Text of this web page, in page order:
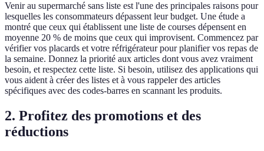
Venir au supermarché sans liste est l'une des principales raisons pour
lesquelles les consommateurs dépassent leur budget. Une étude a
montré que ceux qui établissent une liste de courses dépensent en
moyenne 20 % de moins que ceux qui improvisent. Commencez par
vérifier vos placards et votre réfrigérateur pour planifier vos repas de
la semaine. Donnez la priorité aux articles dont vous avez vraiment
besoin, et respectez cette liste. Si besoin, utilisez des applications qui
vous aident à créer des listes et à vous rappeler des articles
spécifiques avec des codes-barres en scannant les produits.
2. Profitez des promotions et des
réductions